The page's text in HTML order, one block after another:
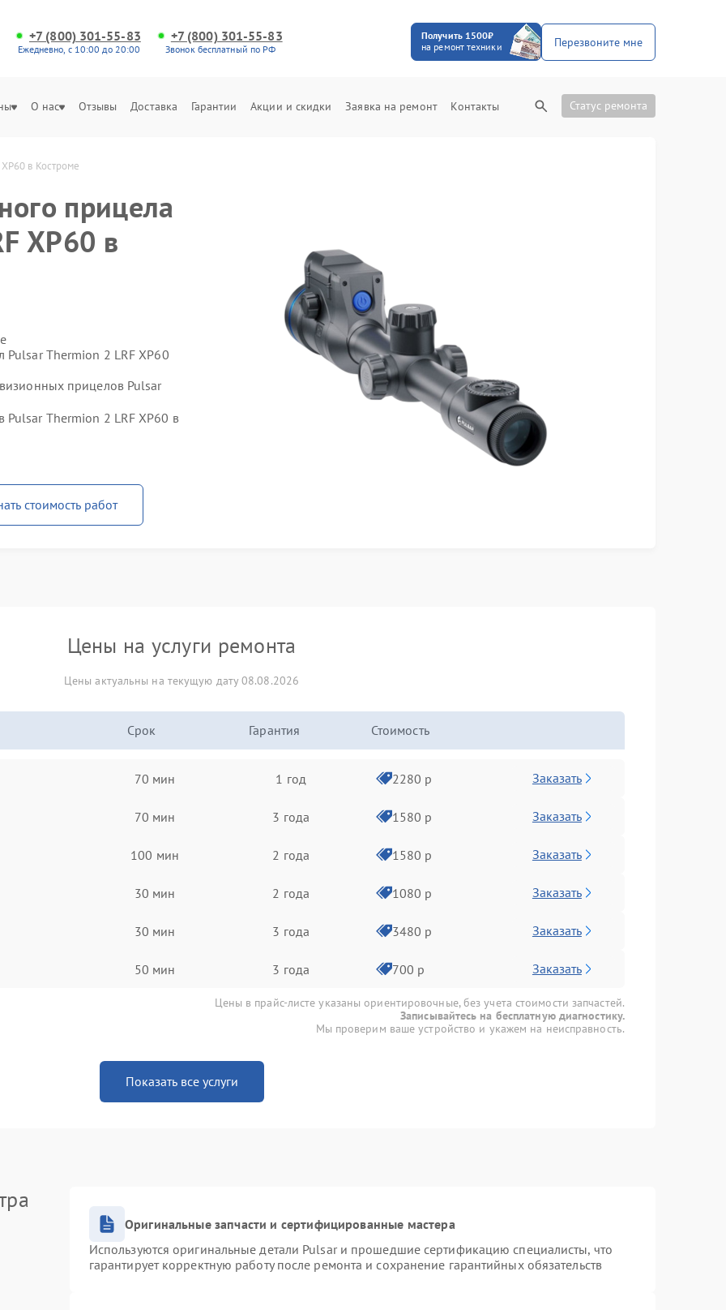
+7 (800) 301-55-83
Ежедневно, с 10:00 до 20:00
+7 (800) 301-55-83
Звонок бесплатный по РФ
Получить 1500₽
на ремонт техники
Перезвоните мне
О нас Отзывы Доставка Гарантии Акции и скидки Заявка на ремонт Контакты Статус ремонта
в Костроме
прицела
XP60 в
Thermion 2 LRF XP60
прицелов Pulsar
Thermion 2 LRF XP60 в
стоимость работ
Цены на услуги ремонта
Цены актуальны на текущую дату 08.08.2026
Срок Гарантия Стоимость
70 мин 1 год 2280 р Заказать
70 мин 3 года 1580 р Заказать
100 мин 2 года 1580 р Заказать
30 мин 2 года 1080 р Заказать
30 мин 3 года 3480 р Заказать
50 мин 3 года 700 р Заказать
Цены в прайс-листе указаны ориентировочные, без учета стоимости запчастей.
Записывайтесь на бесплатную диагностику.
Мы проверим ваше устройство и укажем на неисправность.
Показать все услуги
Оригинальные запчасти и сертифицированные мастера
Используются оригинальные детали Pulsar и прошедшие сертификацию специалисты, что
гарантирует корректную работу после ремонта и сохранение гарантийных обязательств